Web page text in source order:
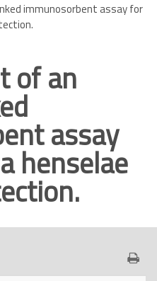
immunosorbent assay for
of an
assay
henselae